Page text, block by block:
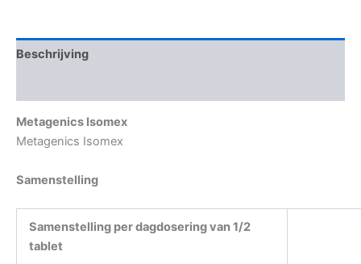
Beschrijving
Metagenics Isomex
Metagenics Isomex
Samenstelling
Samenstelling per dagdosering van 1/2
tablet